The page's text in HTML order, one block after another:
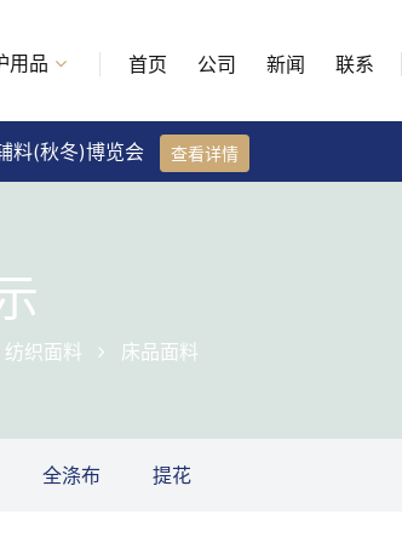
首页 公司 新闻 联系
用品
料(秋冬)博览会 查看详情
纺织面料 床品面料
全涤布 提花